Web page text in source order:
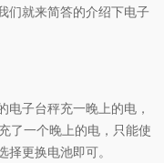
们就来简答的介绍下电子
电子台秤充一晚上的电，
了一个晚上的电，只能使
择更换电池即可。